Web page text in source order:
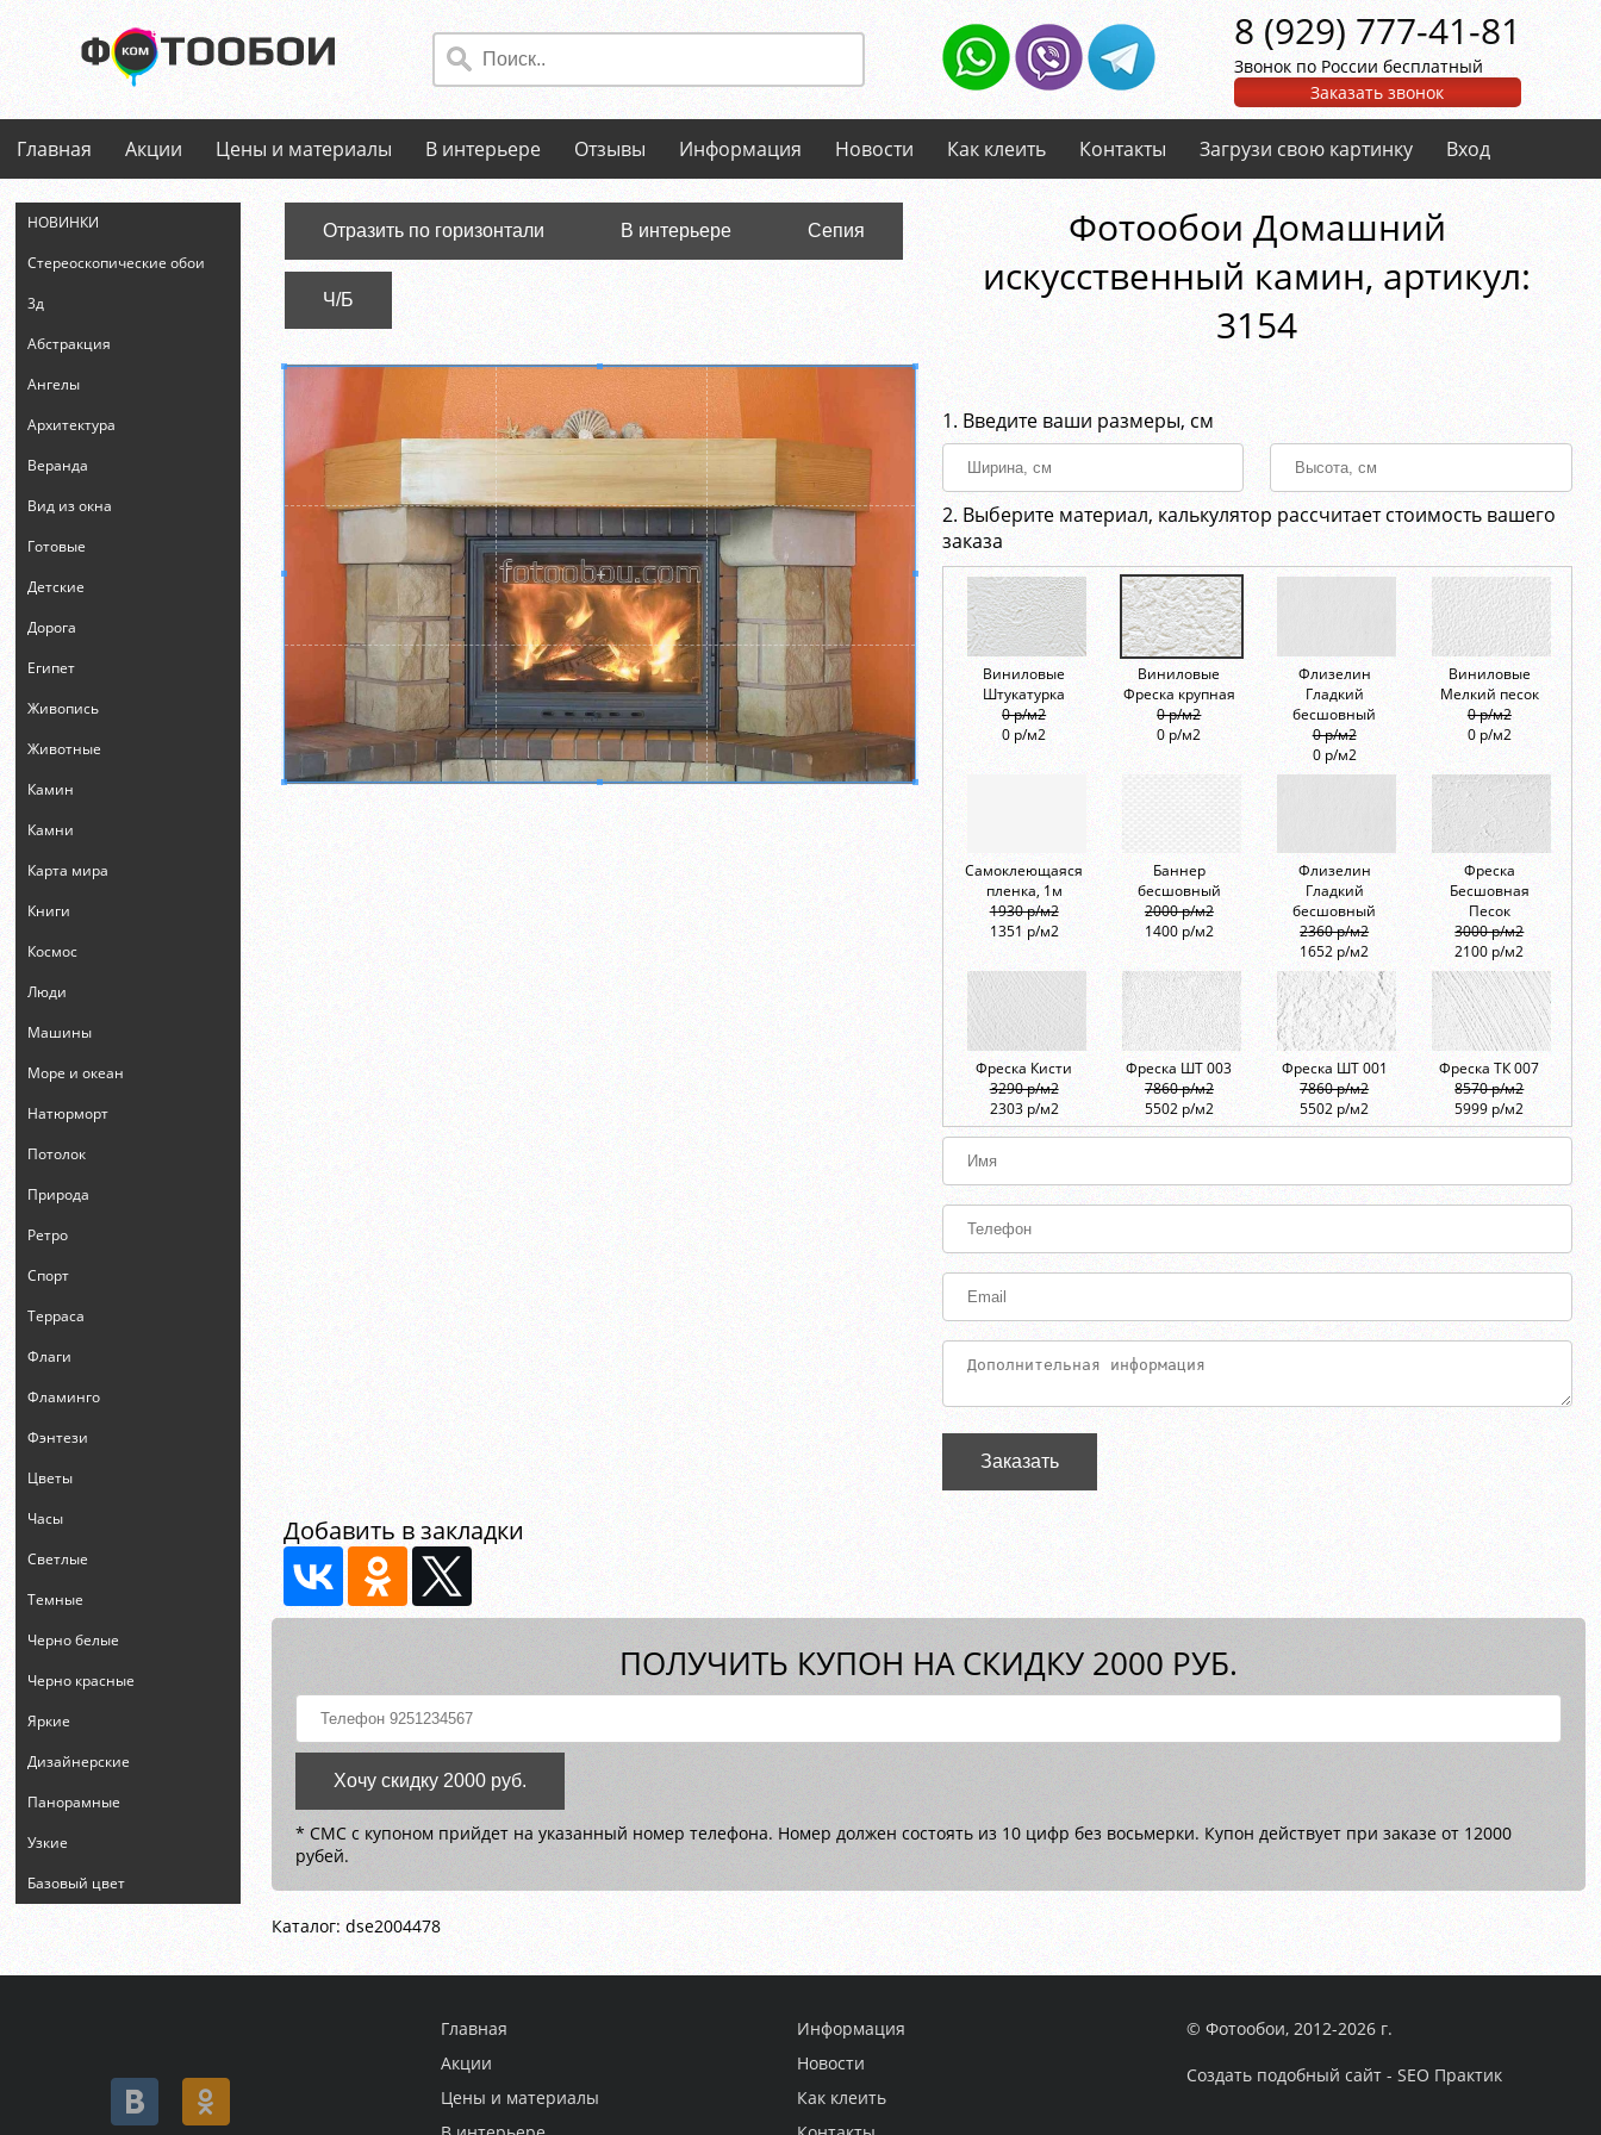
8 (929) 777-41-81
Звонок по России бесплатный
Заказать звонок
Главная Акции Цены и материалы В интерьере Отзывы Информация Новости Как клеить Контакты Загрузи свою картинку Вход
НОВИНКИ
Стереоскопические обои
3д
Абстракция
Ангелы
Архитектура
Веранда
Вид из окна
Готовые
Детские
Дорога
Египет
Живопись
Животные
Камин
Камни
Карта мира
Книги
Космос
Люди
Машины
Море и океан
Натюрморт
Потолок
Природа
Ретро
Спорт
Терраса
Флаги
Фламинго
Фэнтези
Цветы
Часы
Светлые
Темные
Черно белые
Черно красные
Яркие
Дизайнерские
Панорамные
Узкие
Базовый цвет
Отразить по горизонтали В интерьере Сепия
Ч/Б
Фотообои Домашний
искусственный камин, aртикул:
3154
1. Введите ваши размеры, см
2. Выберите материал, калькулятор рассчитает стоимость вашего
заказа
Виниловые
Штукатурка
0 р/м2
0 р/м2
Виниловые
Фреска крупная
0 р/м2
0 р/м2
Флизелин
Гладкий
бесшовный
0 р/м2
0 р/м2
Виниловые
Мелкий песок
0 р/м2
0 р/м2
Самоклеющаяся
пленка, 1м
1930 р/м2
1351 р/м2
Баннер
бесшовный
2000 р/м2
1400 р/м2
Флизелин
Гладкий
бесшовный
2360 р/м2
1652 р/м2
Фреска
Бесшовная
Песок
3000 р/м2
2100 р/м2
Фреска Кисти
3290 р/м2
2303 р/м2
Фреска ШТ 003
7860 р/м2
5502 р/м2
Фреска ШТ 001
7860 р/м2
5502 р/м2
Фреска ТК 007
8570 р/м2
5999 р/м2
Заказать
Добавить в закладки
ПОЛУЧИТЬ КУПОН НА СКИДКУ 2000 РУБ.
Хочу скидку 2000 руб.
* СМС с купоном прийдет на указанный номер телефона. Номер должен состоять из 10 цифр без восьмерки. Купон действует при заказе от 12000
рубей.
Каталог: dse2004478
Главная
Акции
Цены и материалы
Информация
Новости
Как клеить
© Фотообои, 2012-2026 г.
Создать подобный сайт - SEO Практик